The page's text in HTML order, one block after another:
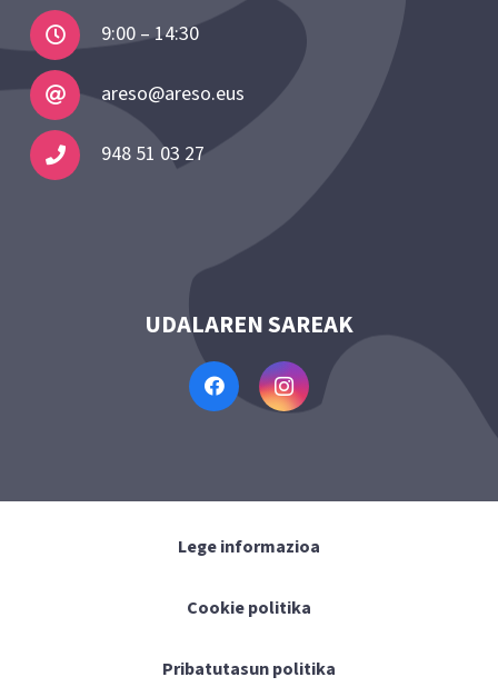
9:00 – 14:30
areso@areso.eus
948 51 03 27
UDALAREN SAREAK
Lege informazioa
Cookie politika
Pribatutasun politika